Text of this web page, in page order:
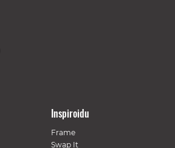
Inspiroidu
Frame
Swap It